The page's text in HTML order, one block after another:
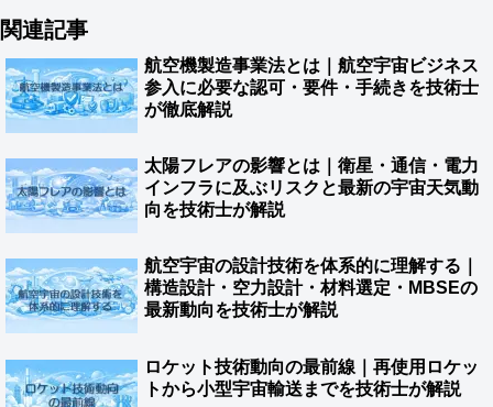
関連記事
航空機製造事業法とは｜航空宇宙ビジネス
参入に必要な認可・要件・手続きを技術士
が徹底解説
太陽フレアの影響とは｜衛星・通信・電力
インフラに及ぶリスクと最新の宇宙天気動
向を技術士が解説
航空宇宙の設計技術を体系的に理解する｜
構造設計・空力設計・材料選定・MBSEの
最新動向を技術士が解説
ロケット技術動向の最前線｜再使用ロケッ
トから小型宇宙輸送までを技術士が解説